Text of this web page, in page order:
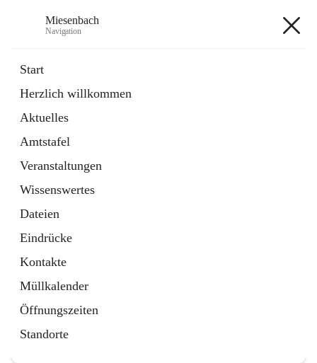
Miesenbach
Navigation
Start
Herzlich willkommen
Aktuelles
Amtstafel
Veranstaltungen
Wissenswertes
Dateien
Eindrücke
Kontakte
Müllkalender
Öffnungszeiten
Standorte
Externe Webseite
in
Tab
Region Schneebergland
Externe Webseite
öffnet
in
neuem
Tab